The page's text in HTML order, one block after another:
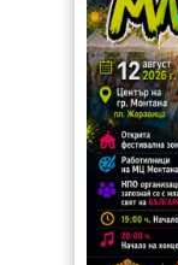
72 |
Младежки
стартира
проект
по